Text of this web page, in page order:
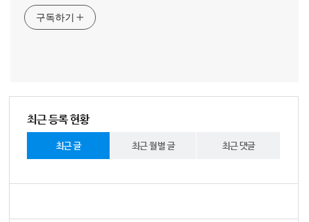
구독하기
최근 등록 현황
최근 글 최근 월별 글 최근 댓글